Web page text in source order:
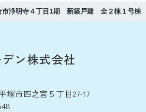
市浄明寺４丁目1期 新築戸建 全２棟１号棟
ン株式会社
塚市四之宮５丁目27-17